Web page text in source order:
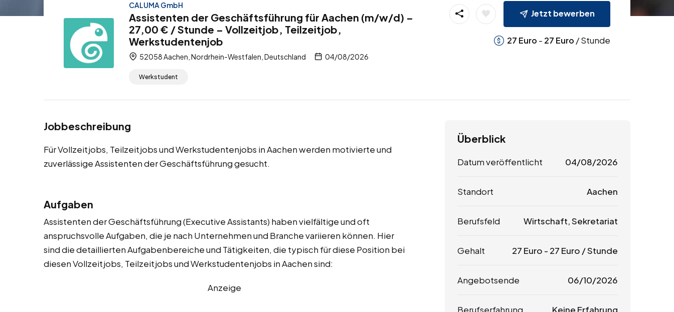
CALUMA GmbH
Assistenten der Geschäftsführung für Aachen (m/w/d) –
27,00 € / Stunde – Vollzeitjob, Teilzeitjob,
Werkstudentenjob
52058 Aachen, Nordrhein-Westfalen, Deutschland 04/08/2026
Werkstudent
Jetzt bewerben
27 Euro - 27 Euro / Stunde
Jobbeschreibung
Für Vollzeitjobs, Teilzeitjobs und Werkstudentenjobs in Aachen werden motivierte und
zuverlässige Assistenten der Geschäftsführung gesucht.
Aufgaben
Assistenten der Geschäftsführung (Executive Assistants) haben vielfältige und oft
anspruchsvolle Aufgaben, die je nach Unternehmen und Branche variieren können. Hier
sind die detaillierten Aufgabenbereiche und Tätigkeiten, die typisch für diese Position bei
diesen Vollzeitjobs, Teilzeitjobs und Werkstudentenjobs in Aachen sind:
Anzeige
Überblick
Datum veröffentlicht 04/08/2026
Standort Aachen
Berufsfeld Wirtschaft, Sekretariat
Gehalt 27 Euro - 27 Euro / Stunde
Angebotsende 06/10/2026
Berufserfahrung Keine Erfahrung